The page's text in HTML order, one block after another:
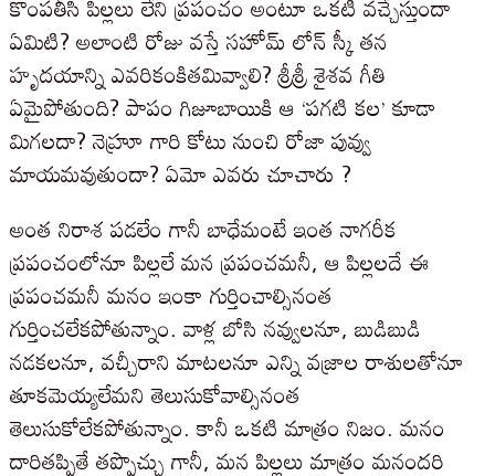
ఏమిటి? అలాంటి రోజు వస్తే సహోమ్ లోన్ స్కీ తన
హృదయాన్ని ఎవరికంకితమివ్వాలి? శ్రీశ్రీ శైశవ గీతి
ఏమైపోతుంది? పాపం గిజూబాయికి ఆ ‘పగటి కల’ కూడా
మిగలదా? నెహ్రూ గారి కోటు నుంచి రోజా పువ్వు
మాయమవుతుందా? ఏమో ఎవరు చూచారు ?
అంత నిరాశ పడలేం గానీ బాధేమంటే ఇంత నాగరీక
ప్రపంచంలోనూ పిల్లలే మన ప్రపంచమనీ, ఆ పిల్లలదే ఈ
ప్రపంచమనీ మనం ఇంకా గుర్తించాల్సినంత
గుర్తించలేకపోతున్నాం. వాళ్ల బోసి నవ్వులనూ, బుడిబుడి
నడకలనూ, వచ్చీరాని మాటలనూ ఎన్ని వజ్రాల రాశులతోనూ
తూకమెయ్యలేమని తెలుసుకోవాల్సినంత
తెలుసుకోలేకపోతున్నాం. కానీ ఒకటి మాత్రం నిజం. మనం
దారితప్పితే తప్పొచ్చు గానీ, మన పిల్లలు మాత్రం మనందరి